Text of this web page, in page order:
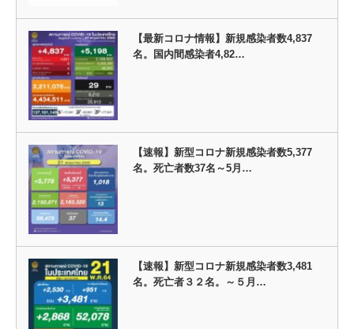
【最新コロナ情報】新規感染者数4,837
名。国内間感染者4,82…
【速報】新型コロナ新規感染者数5,377
名。死亡者数37名～5月…
【速報】新型コロナ新規感染者数3,481
名。死亡者３２名。～５月…